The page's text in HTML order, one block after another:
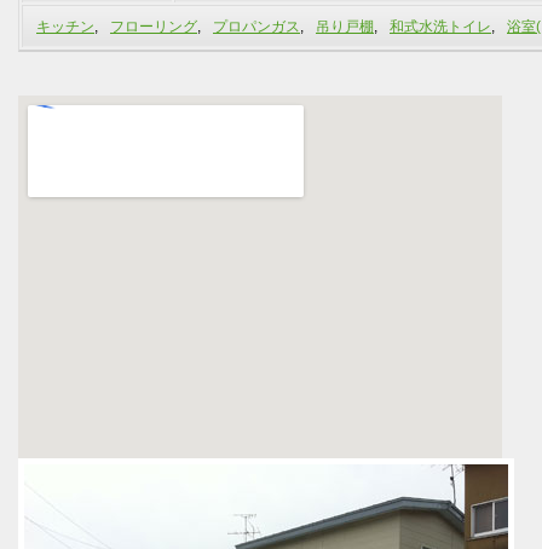
キッチン, フローリング, プロパンガス, 吊り戸棚, 和式水洗トイレ, 浴室